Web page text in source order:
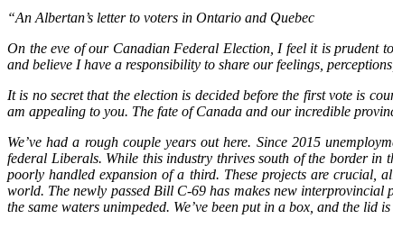
“An Albertan’s letter to voters in Ontario and Quebec
On the eve of our Canadian Federal Election, I feel it is prudent
and believe I have a responsibility to share our feelings,
It is no secret that the election is decided before the first vote is
am appealing to you. The fate of Canada and our incredible
We’ve had a rough couple years out here. Since 2015
federal Liberals. While this industry thrives south of the border in
poorly handled expansion of a third. These projects are crucial,
world. The newly passed Bill C-69 has makes new interprovincial
the same waters unimpeded. We’ve been put in a box, and the